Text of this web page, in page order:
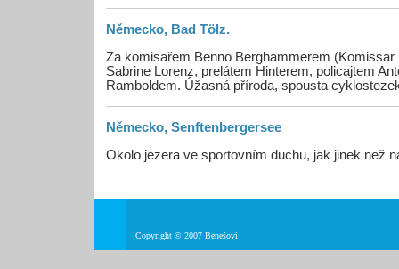
Německo, Bad Tölz.
Za komisařem Benno Berghammerem (Komissar
Sabrine Lorenz, prelátem Hinterem, policajtem
Ramboldem. Úžasná příroda, spousta
Německo, Senftenbergersee
Okolo jezera ve sportovním duchu, jak jinek než
Copyright © 2007 Benešovi